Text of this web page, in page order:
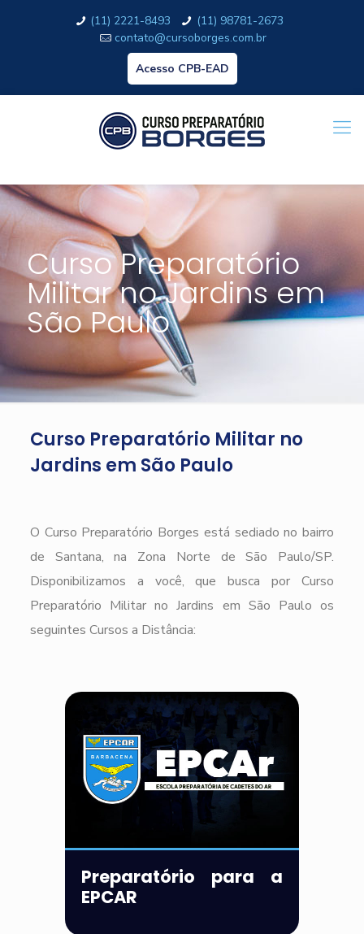
(11) 2221-8493
(11) 98781-2673
contato@cursoborges.com.br
Acesso CPB-EAD
Curso Preparatório
Militar no Jardins em
São Paulo
Curso Preparatório Militar no
Jardins em São Paulo
O Curso Preparatório Borges está sediado no bairro
de Santana, na Zona Norte de São Paulo/SP.
Disponibilizamos a você, que busca por Curso
Preparatório Militar no Jardins em São Paulo os
seguintes Cursos a Distância:
Preparatório para a
EPCAR